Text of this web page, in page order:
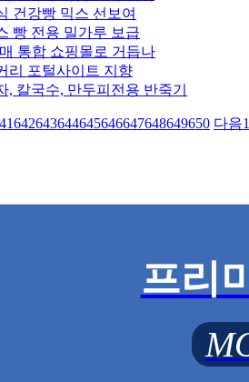
건강빵 믹스 선보여
빵 전용 밀가루 보급
매 통합 쇼핑몰로 거듭나
리 포털사이트 지향
, 칼국수, 만두피전용 반죽기
642643644645646647648649650 다음
프리